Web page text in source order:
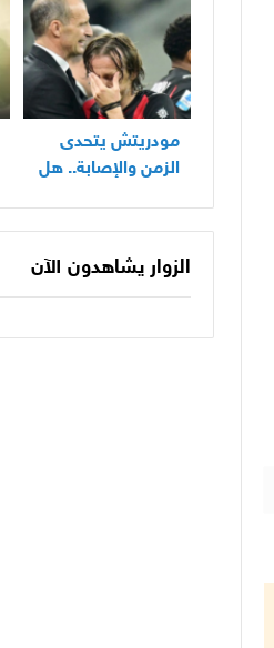
مودريتش يتحدى
الزمن والإصابة.. هل
الزوار يشاهدون الآن